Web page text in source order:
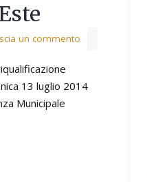
un commento
13 luglio 2014
Municipale